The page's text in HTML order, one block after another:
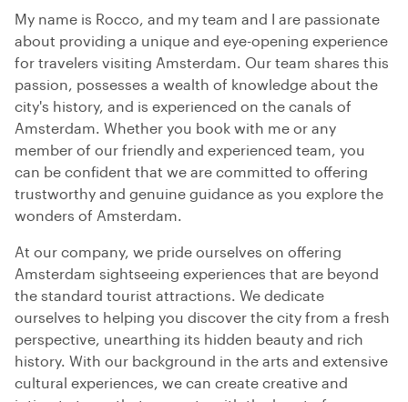
My name is Rocco, and my team and I are passionate
about providing a unique and eye-opening experience
for travelers visiting Amsterdam. Our team shares this
passion, possesses a wealth of knowledge about the
city's history, and is experienced on the canals of
Amsterdam. Whether you book with me or any
member of our friendly and experienced team, you
can be confident that we are committed to offering
trustworthy and genuine guidance as you explore the
wonders of Amsterdam.
At our company, we pride ourselves on offering
Amsterdam sightseeing experiences that are beyond
the standard tourist attractions. We dedicate
ourselves to helping you discover the city from a fresh
perspective, unearthing its hidden beauty and rich
history. With our background in the arts and extensive
cultural experiences, we can create creative and